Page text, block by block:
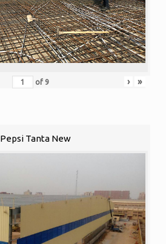
of 9 › »
Pepsi Tanta New